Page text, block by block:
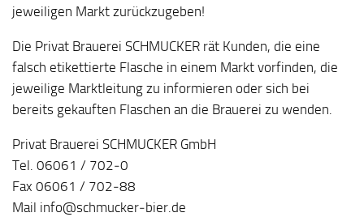
jeweiligen Markt zurückzugeben!
Die Privat Brauerei SCHMUCKER rät Kunden, die eine
falsch etikettierte Flasche in einem Markt vorfinden, die
jeweilige Marktleitung zu informieren oder sich bei
bereits gekauften Flaschen an die Brauerei zu wenden.
Privat Brauerei SCHMUCKER GmbH
Tel. 06061 / 702‐0
Fax 06061 / 702‐88
Mail info@schmucker‐bier.de